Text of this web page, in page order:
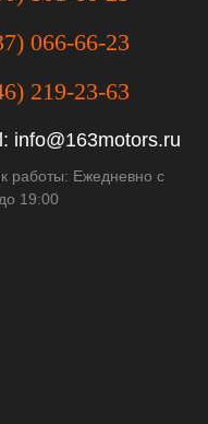
066-66-23
219-23-63
info@163motors.ru
работы: Ежедневно с
19:00